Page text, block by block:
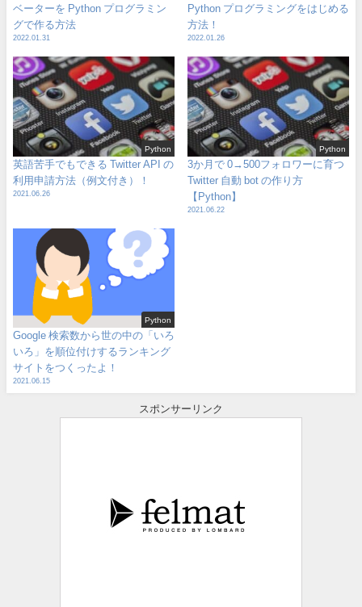
ベーターを Python プログラミン
グで作る方法
2022.01.31
Python プログラミングをはじめる
方法！
2022.01.26
Python
英語苦手でもできる Twitter API の
利用申請方法（例文付き）！
2021.06.26
Python
3か月で 0→500フォロワーに育つ
Twitter 自動 bot の作り方
【Python】
2021.06.22
Python
Google 検索数から世の中の「いろ
いろ」を順位付けするランキング
サイトをつくったよ！
2021.06.15
スポンサーリンク